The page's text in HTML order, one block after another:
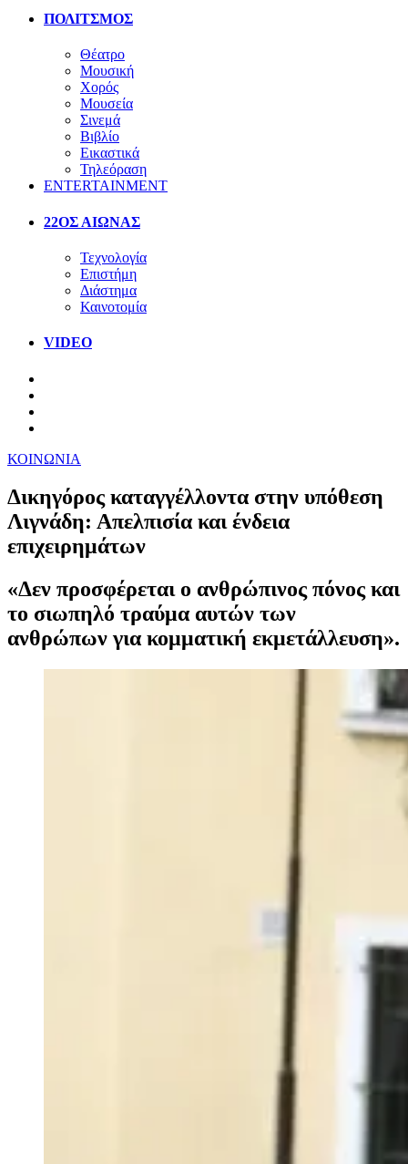
ΠΟΛΙΤΣΜΟΣ
Θέατρο
Μουσική
Χορός
Μουσεία
Σινεμά
Βιβλίο
Εικαστικά
Τηλεόραση
ENTERTAINMENT
22ΟΣ ΑΙΩΝΑΣ
Τεχνολογία
Επιστήμη
Διάστημα
Καινοτομία
VIDEO
ΚΟΙΝΩΝΙΑ
Δικηγόρος καταγγέλλοντα στην υπόθεση
Λιγνάδη: Απελπισία και ένδεια
επιχειρημάτων
«Δεν προσφέρεται ο ανθρώπινος πόνος και
το σιωπηλό τραύμα αυτών των
ανθρώπων για κομματική εκμετάλλευση».